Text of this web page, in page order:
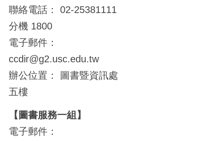
聯絡電話： 02-25381111
分機 1800
電子郵件：
ccdir@g2.usc.edu.tw
辦公位置： 圖書暨資訊處
五樓
【圖書服務一組】
電子郵件：